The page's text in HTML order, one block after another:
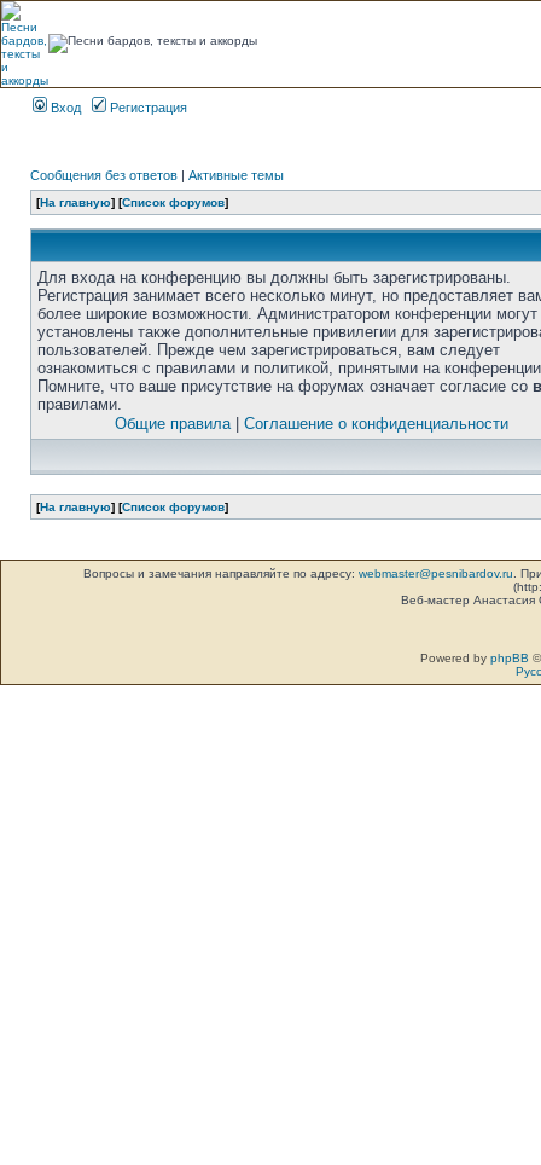
Вход Регистрация
Сообщения без ответов | Активные темы
[На главную] [Список форумов]
Для входа на конференцию вы должны быть зарегистрированы.
Регистрация занимает всего несколько минут, но предоставляет
более широкие возможности. Администратором конференции
установлены также дополнительные привилегии для
пользователей. Прежде чем зарегистрироваться, вам следует
ознакомиться с правилами и политикой, принятыми на
Помните, что ваше присутствие на форумах означает согласие со
правилами.
Общие правила| Соглашение о конфиденциальности
[На главную] [Список форумов]
Вопросы и замечания направляйте по адресу: webmaster@pesnibardov.ru .
Веб-мастер
Powered by phpBB